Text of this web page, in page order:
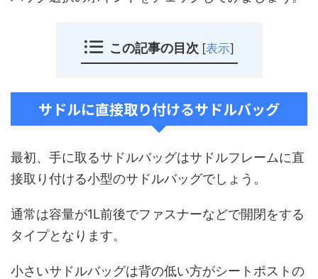
この記事の目次 [表示]
サドルに直接取り付けるサドルバッグ
最初、手に取るサドルバッグはサドルフレームに直
接取り付ける小型のサドルバッグでしょう。
通常は容量が1L前後でファスナーなどで開閉をする
タイプとなります。
小さいサドルバッグは背の低い方がシートポストの